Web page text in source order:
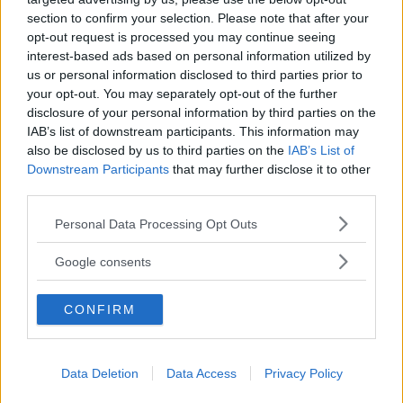
section to confirm your selection. Please note that after your
opt-out request is processed you may continue seeing
interest-based ads based on personal information utilized by
us or personal information disclosed to third parties prior to
your opt-out. You may separately opt-out of the further
disclosure of your personal information by third parties on the
IAB’s list of downstream participants. This information may
also be disclosed by us to third parties on the IAB’s List of
Downstream Participants that may further disclose it to other
Please note that this website/app uses one or more Google
not limited to your visit or usage behaviour. You may click to
use your data for below specified purposes in below Google
consent section.
Personal Data Processing Opt Outs
Google consents
CONFIRM
Data Deletion Data Access Privacy Policy
necessità di ampliare il mondo
esperienziale dei piccoli verso
nuovi orizzonti, che aiutino da
subito a cogliere realtà diverse da
quella familiare. Ogni genitore
legittima oggi, quindi, il valore di
orientare i piccoli verso la
socializzazione, fatta di momenti
da adulti competenti.
La qualità organizzativa degli
base a quelli che sono gli
obiettivi educativi, che devono
aiutare i genitori nel primo